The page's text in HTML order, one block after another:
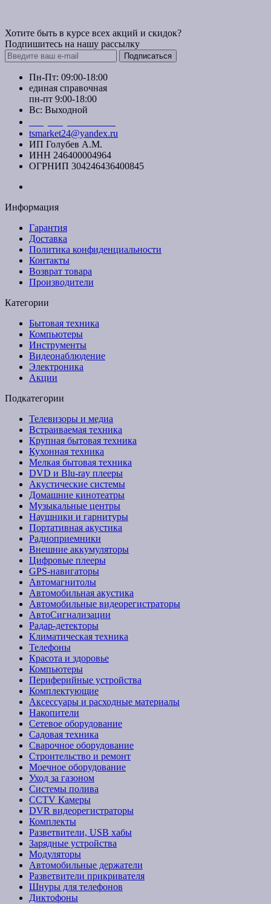
Хотите быть в курсе всех акций и скидок?
Подпишитесь на нашу рассылку
Подписаться
Пн-Пт: 09:00-18:00
единая справочная
пн-пт 9:00-18:00
Вс: Выходной
tsmarket24@yandex.ru
ИП Голубев А.М.
ИНН 246400004964
ОГРНИП 304246436400845
Информация
Гарантия
Доставка
Политика конфиденциальности
Контакты
Возврат товара
Производители
Категории
Бытовая техника
Компьютеры
Инструменты
Видеонаблюдение
Электроника
Акции
Подкатегории
Телевизоры и медиа
Встраиваемая техника
Крупная бытовая техника
Кухонная техника
Мелкая бытовая техника
DVD и Blu-ray плееры
Акустические системы
Домашние кинотеатры
Музыкальные центры
Наушники и гарнитуры
Портативная акустика
Радиоприемники
Внешние аккумуляторы
Цифровые плееры
GPS-навигаторы
Автомагнитолы
Автомобильная акустика
Автомобильные видеорегистраторы
АвтоСигнализации
Радар-детекторы
Климатическая техника
Телефоны
Красота и здоровье
Компьютеры
Периферийные устройства
Комплектующие
Аксессуары и расходные материалы
Накопители
Сетевое оборудование
Садовая техника
Сварочное оборудование
Строительство и ремонт
Моечное оборудование
Уход за газоном
Системы полива
CCTV Камеры
DVR видеорегистраторы
Комплекты
Разветвители, USB хабы
Зарядные устройства
Модуляторы
Автомобильные держатели
Разветвители прикривателя
Шнуры для телефонов
Диктофоны